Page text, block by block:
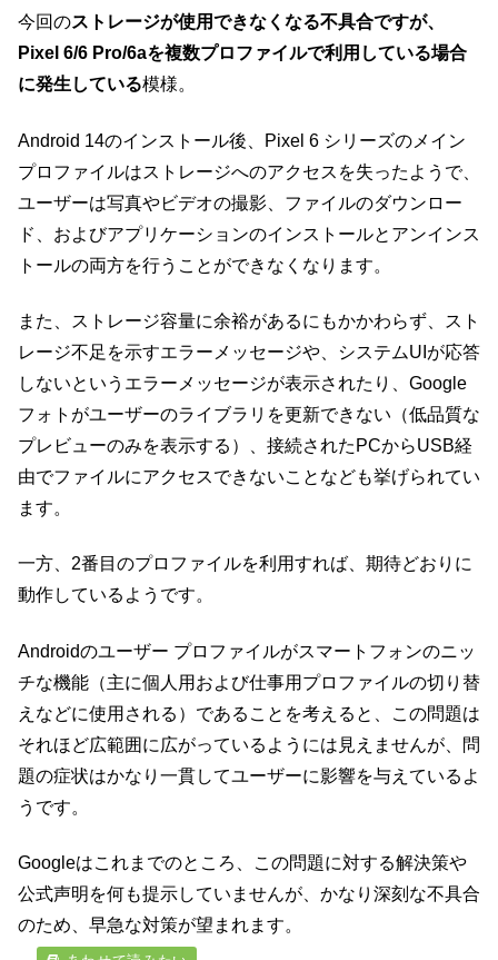
今回のストレージが使用できなくなる不具合ですが、
Pixel 6/6 Pro/6aを複数プロファイルで利用している場合
に発生している模様。
Android 14のインストール後、Pixel 6 シリーズのメイン
プロファイルはストレージへのアクセスを失ったようで、
ユーザーは写真やビデオの撮影、ファイルのダウンロー
ド、およびアプリケーションのインストールとアンインス
トールの両方を行うことができなくなります。
また、ストレージ容量に余裕があるにもかかわらず、スト
レージ不足を示すエラーメッセージや、システムUIが応答
しないというエラーメッセージが表示されたり、Google
フォトがユーザーのライブラリを更新できない（低品質な
プレビューのみを表示する）、接続されたPCからUSB経
由でファイルにアクセスできないことなども挙げられてい
ます。
一方、2番目のプロファイルを利用すれば、期待どおりに
動作しているようです。
Androidのユーザー プロファイルがスマートフォンのニッ
チな機能（主に個人用および仕事用プロファイルの切り替
えなどに使用される）であることを考えると、この問題は
それほど広範囲に広がっているようには見えませんが、問
題の症状はかなり一貫してユーザーに影響を与えているよ
うです。
Googleはこれまでのところ、この問題に対する解決策や
公式声明を何も提示していませんが、かなり深刻な不具合
のため、早急な対策が望まれます。